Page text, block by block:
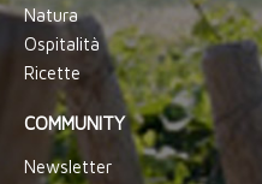
Natura
Ospitalità
Ricette
COMMUNITY
Newsletter